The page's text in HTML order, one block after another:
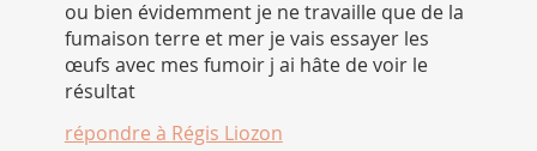
ou bien évidemment je ne travaille que de la
fumaison terre et mer je vais essayer les
œufs avec mes fumoir j ai hâte de voir le
résultat
répondre à Régis Liozon